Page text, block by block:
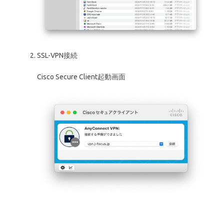
SSL-VPN接続
Cisco Secure Client起動画面